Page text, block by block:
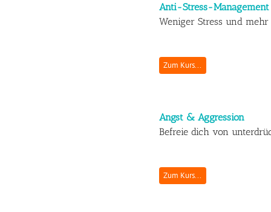
Anti-Stress-Management
Weniger Stress und mehr
Zum Kurs...
Angst & Aggression
Befreie dich von
Zum Kurs...